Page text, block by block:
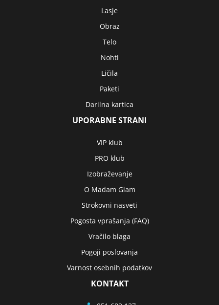
Lasje
Obraz
Telo
Nohti
Ličila
Paketi
Darilna kartica
UPORABNE STRANI
VIP klub
PRO klub
Izobraževanje
O Madam Glam
Strokovni nasveti
Pogosta vprašanja (FAQ)
Vračilo blaga
Pogoji poslovanja
Varnost osebnih podatkov
KONTAKT